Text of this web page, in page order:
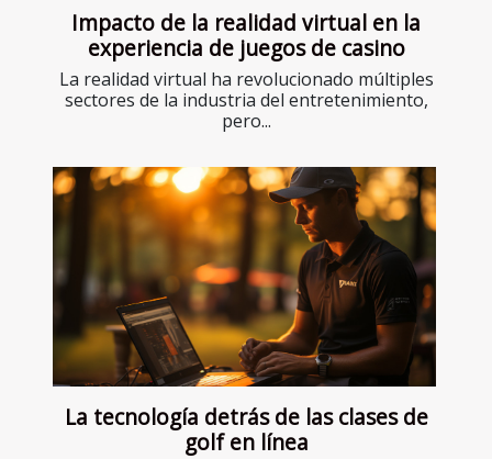
Impacto de la realidad virtual en la
experiencia de juegos de casino
La realidad virtual ha revolucionado múltiples
sectores de la industria del entretenimiento,
pero...
La tecnología detrás de las clases de
golf en línea